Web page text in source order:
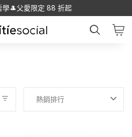
學🎩父愛限定 88 折起